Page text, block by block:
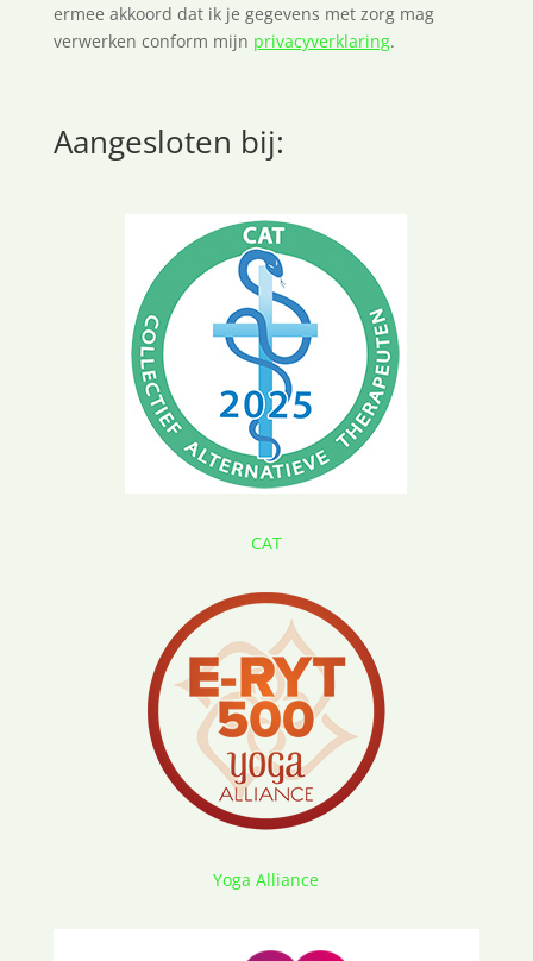
ermee akkoord dat ik je gegevens met zorg mag
verwerken conform mijn privacyverklaring.
Aangesloten bij:
CAT
Yoga Alliance